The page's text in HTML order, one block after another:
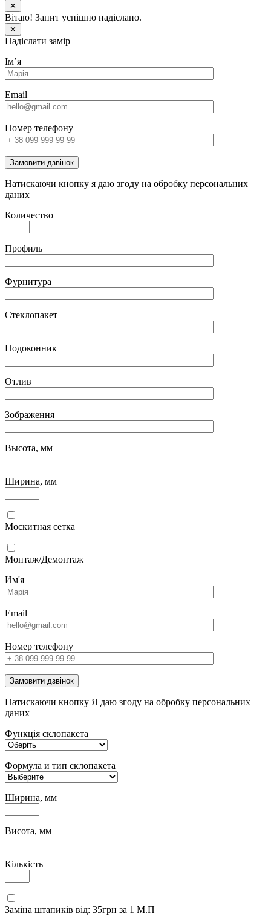
✕
Вітаю! Запит успішно надіслано.
✕
Надіслати замір
Імʼя
Email
Номер телефону
Замовити дзвінок
Натискаючи кнопку я даю згоду на обробку персональних
даних
Количество
Профиль
Фурнитура
Стеклопакет
Подоконник
Отлив
Зображення
Высота, мм
Ширина, мм
Москитная сетка
Монтаж/Демонтаж
Им'я
Email
Номер телефону
Замовити дзвінок
Натискаючи кнопку Я даю згоду на обробку персональних
даних
Функція склопакета
Формула и тип склопакета
Ширина, мм
Висота, мм
Кількість
Заміна штапиків від: 35грн за 1 М.П